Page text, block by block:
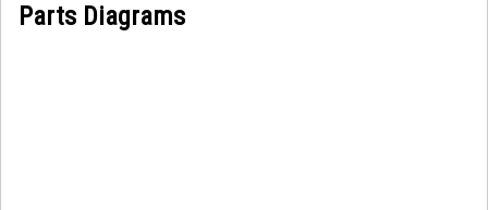
Parts Diagrams